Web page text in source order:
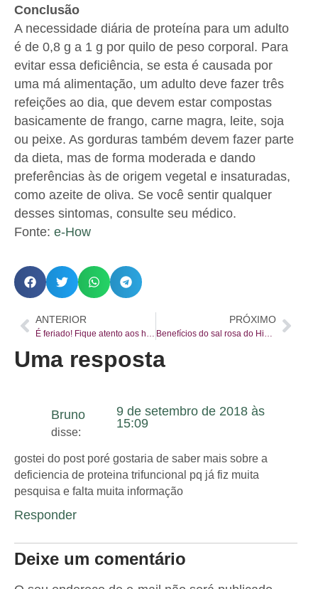
Conclusão
A necessidade diária de proteína para um adulto
é de 0,8 g a 1 g por quilo de peso corporal. Para
evitar essa deficiência, se esta é causada por
uma má alimentação, um adulto deve fazer três
refeições ao dia, que devem estar compostas
basicamente de frango, carne magra, leite, soja
ou peixe. As gorduras também devem fazer parte
da dieta, mas de forma moderada e dando
preferências às de origem vegetal e insaturadas,
como azeite de oliva. Se você sentir qualquer
desses sintomas, consulte seu médico.
Fonte: e-How
ANTERIOR PRÓXIMO
Uma resposta
Bruno
disse:
9 de setembro de 2018 às
15:09
gostei do post poré gostaria de saber mais sobre a
deficiencia de proteina trifuncional pq já fiz muita
pesquisa e falta muita informação
Responder
Deixe um comentário